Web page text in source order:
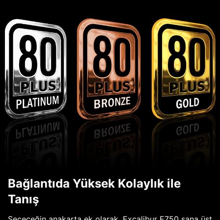
Bağlantıda Yüksek Kolaylık ile
Tanış